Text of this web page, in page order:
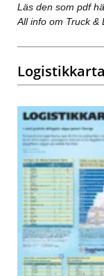
Läs den som pdf
All info om Truck &